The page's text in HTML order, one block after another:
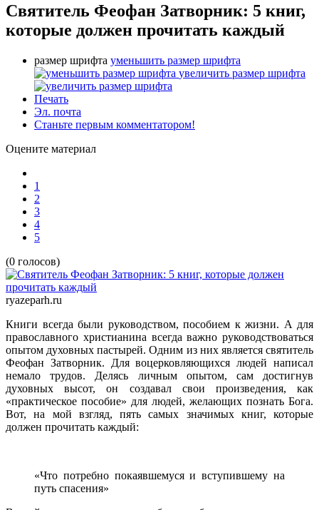
Святитель Феофан Затворник: 5 книг,
которые должен прочитать каждый
размер шрифта уменьшить размер шрифта
увеличить размер шрифта
Печать
Эл. почта
Станьте первым комментатором!
Оцените материал
1
2
3
4
5
(0 голосов)
ryazeparh.ru
Книги всегда были руководством, пособием к жизни. А для
православного христианина всегда важно руководствоваться
опытом духовных пастырей. Одним из них является святитель
Феофан Затворник. Для воцерковляющихся людей написал
немало трудов. Делясь личным опытом, сам достигнув
духовных высот, он создавал свои произведения, как
«практическое пособие» для людей, желающих познать Бога.
Вот, на мой взгляд, пять самых значимых книг, которые
должен прочитать каждый:
«Что потребно покаявшемуся и вступившему на
путь спасения»